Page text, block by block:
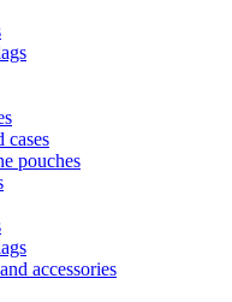
cases
pouches
accessories